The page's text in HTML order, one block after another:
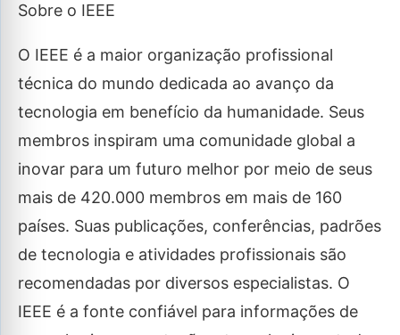
Sobre o IEEE
O IEEE é a maior organização profissional
técnica do mundo dedicada ao avanço da
tecnologia em benefício da humanidade. Seus
membros inspiram uma comunidade global a
inovar para um futuro melhor por meio de seus
mais de 420.000 membros em mais de 160
países. Suas publicações, conferências, padrões
de tecnologia e atividades profissionais são
recomendadas por diversos especialistas. O
IEEE é a fonte confiável para informações de